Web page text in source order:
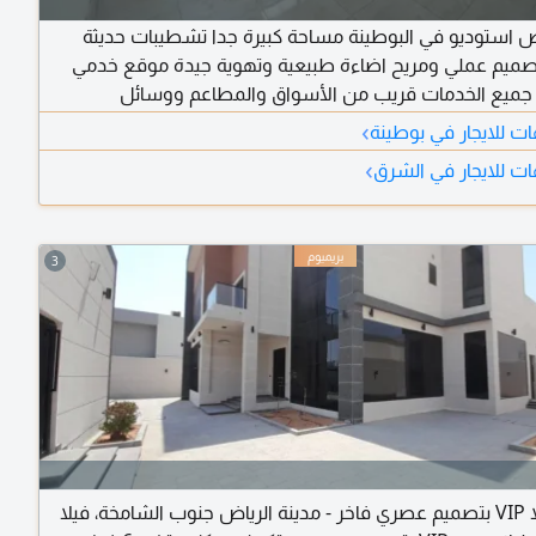
استوديو في البوطينة مساحة كبيرة جدا تشطيبات حديثة
عملي ومريح اضاءة طبيعية وتهوية جيدة موقع خدمي
الخدمات قريب من الأسواق والمطاعم ووسائل
سهولة الوصول الى جميع المرافق سعر مميز جدا من أرخص
الأسعار في المنطقة تسهيلات في الدفع على 4 أو 5 دفعات الإيجار
للايجار في بوطينة›
للايجار في الشرق›
3
1. فيلا VIP بتصميم عصري فاخر - مدينة الرياض جنوب الشامخة، فيلا